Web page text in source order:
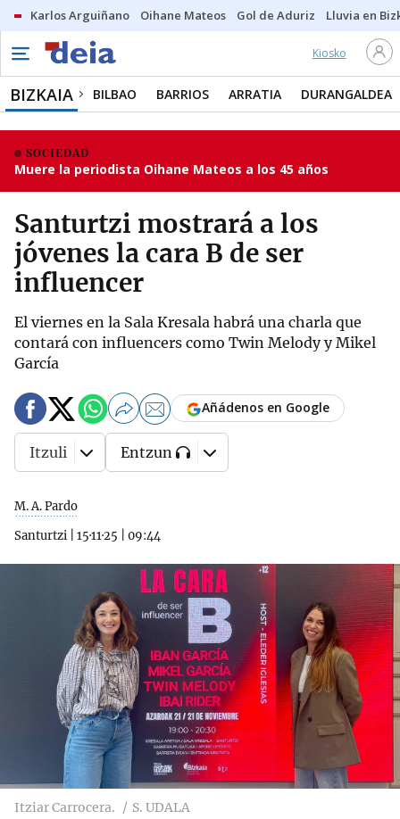
Karlos Arguiñano Oihane Mateos Gol de Aduriz Lluvia en
Kiosko
BIZKAIA BILBAO BARRIOS ARRATIA DURANGALDEA
SOCIEDAD
Muere la periodista Oihane Mateos a los 45 años
Santurtzi mostrará a los
jóvenes la cara B de ser
influencer
El viernes en la Sala Kresala habrá una charla que
contará con influencers como Twin Melody y Mikel
García
M. A. Pardo
Santurtzi
15·11·25 09:44
Añádenos en Google
Itzuli Entzun
Itziar Carrocera. S. UDALA